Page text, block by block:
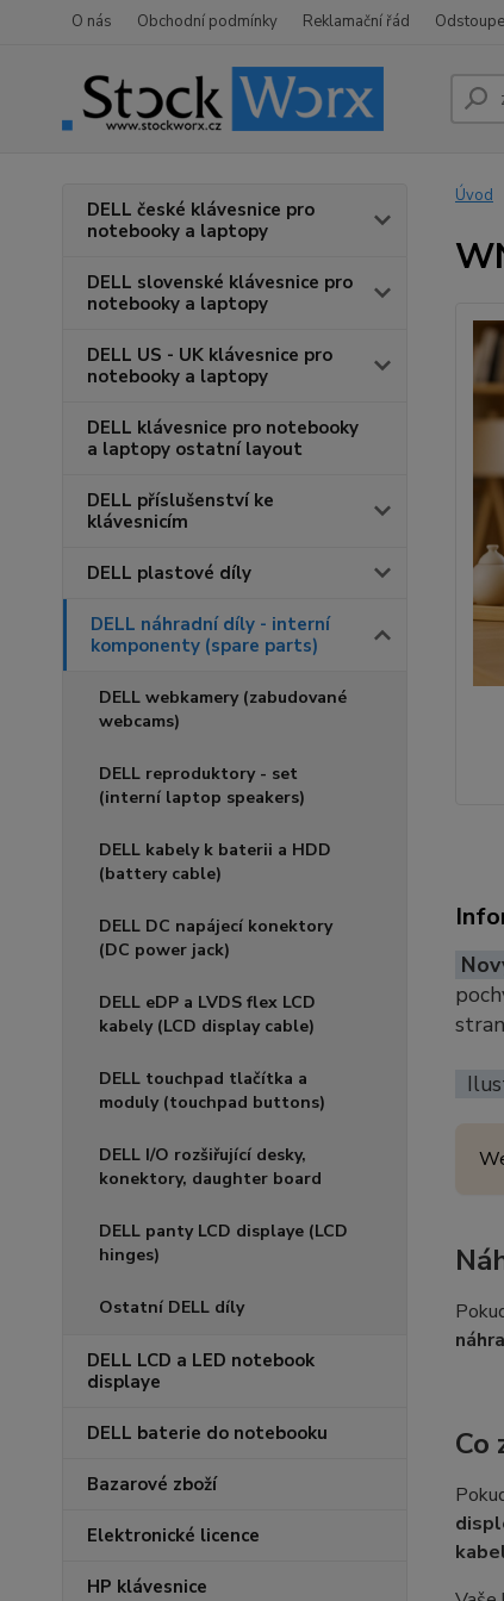
O nás Obchodní podmínky Reklamační řád
DELL české klávesnice pro
notebooky a laptopy
DELL slovenské klávesnice pro
notebooky a laptopy
DELL US - UK klávesnice pro
notebooky a laptopy
DELL klávesnice pro notebooky
a laptopy ostatní layout
DELL příslušenství ke
klávesnicím
DELL plastové díly
DELL náhradní díly - interní
komponenty (spare parts)
DELL webkamery (zabudované
webcams)
DELL reproduktory - set
(interní laptop speakers)
DELL kabely k baterii a HDD
(battery cable)
DELL DC napájecí konektory
(DC power jack)
DELL eDP a LVDS flex LCD
kabely (LCD display cable)
DELL touchpad tlačítka a
moduly (touchpad buttons)
DELL I/O rozšiřující desky,
konektory, daughter board
DELL panty LCD displaye (LCD
hinges)
Ostatní DELL díly
DELL LCD a LED notebook
displaye
DELL baterie do notebooku
Bazarové zboží
Elektronické licence
HP klávesnice
Úvod
Co